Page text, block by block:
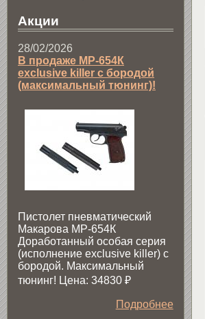
Акции
28/02/2026
В продаже МР-654К
exclusive killer с бородой
(максимальный тюнинг)!
Пистолет пневматический
Макарова МР-654К
Доработанный особая серия
(исполнение exclusive killer) с
бородой. Максимальный
тюнинг! Цена: 34830 ₽
Подробнее